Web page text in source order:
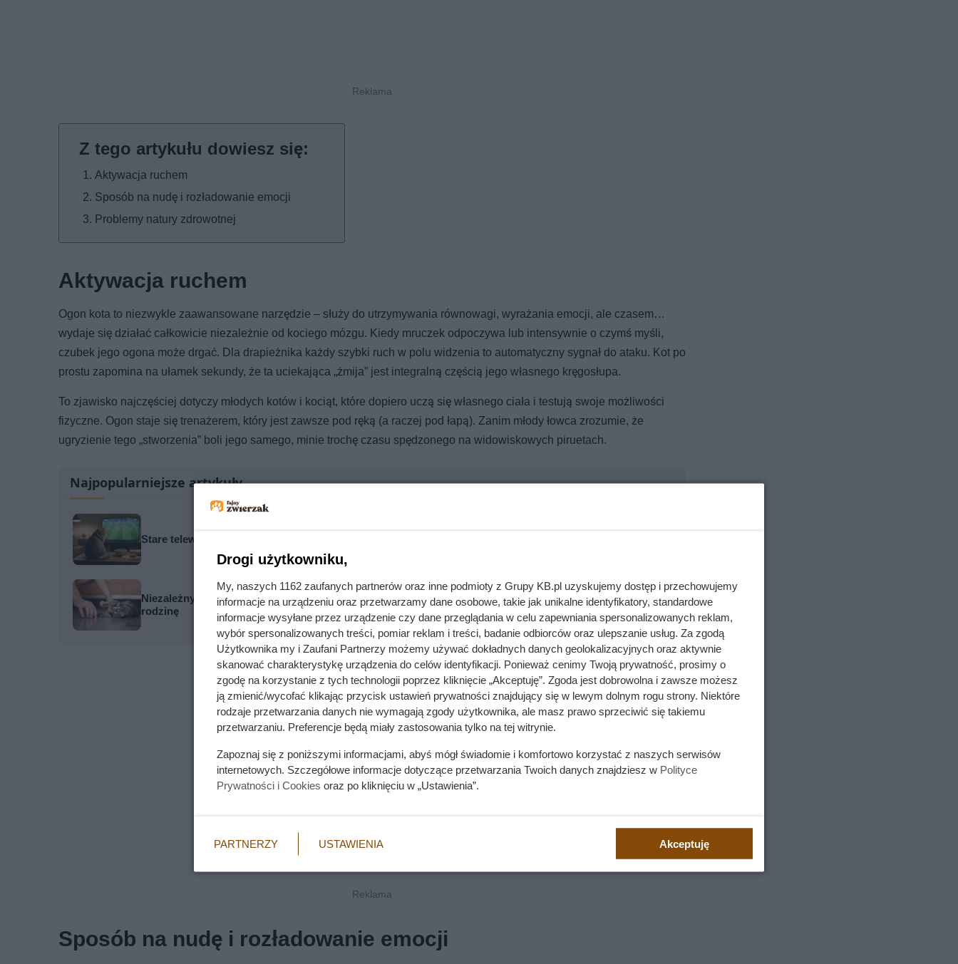
Aktywacja ruchem
Sposób na nudę i rozładowanie emocji
Problemy natury zdrowotnej
Aktywacja ruchem
Ogon kota to niezwykle zaawansowane narzędzie – służy do utrzymywania równowagi, wyrażania emocji, ale czasem…
wydaje się działać całkowicie niezależnie od kociego mózgu. Kiedy mruczek odpoczywa lub intensywnie o czymś myśli,
czubek jego ogona może drgać. Dla drapieżnika każdy szybki ruch w polu widzenia to automatyczny sygnał do ataku. Kot po
prostu zapomina na ułamek sekundy, że ta uciekająca „żmija” jest integralną częścią jego własnego kręgosłupa.
To zjawisko najczęściej dotyczy młodych kotów i kociąt, które dopiero uczą się własnego ciała i testują swoje możliwości
fizyczne. Ogon staje się trenażerem, który jest zawsze pod ręką (a raczej pod łapą). Zanim młody łowca zrozumie, że
ugryzienie tego „stworzenia” boli jego samego, minie trochę czasu spędzonego na widowiskowych piruetach.
Najpopularniejsze artykuły
Stare telewizory były dla nich udręką. Koty pokochały dopiero nowoczesne płaskie ekrany
Niezależny kocur nagle zaczął chodzić za nim krok w krok. Prawda o zachowaniu kota zszokowała całą
rodzinę
Sposób na nudę i rozładowanie emocji
Drogi użytkowniku,
My, naszych 1162 zaufanych partnerów oraz inne podmioty z Grupy KB.pl uzyskujemy dostęp i przechowujemy
informacje na urządzeniu oraz przetwarzamy dane osobowe, takie jak unikalne identyfikatory, standardowe
informacje wysyłane przez urządzenie czy dane przeglądania w celu zapewniania spersonalizowanych reklam,
wybór spersonalizowanych treści, pomiar reklam i treści, badanie odbiorców oraz ulepszanie usług. Za zgodą
Użytkownika my i Zaufani Partnerzy możemy używać dokładnych danych geolokalizacyjnych oraz aktywnie
skanować charakterystykę urządzenia do celów identyfikacji. Ponieważ cenimy Twoją prywatność, prosimy o
zgodę na korzystanie z tych technologii poprzez kliknięcie „Akceptuję”. Zgoda jest dobrowolna i zawsze możesz
ją zmienić/wycofać klikając przycisk ustawień prywatności znajdujący się w lewym dolnym rogu strony. Niektóre
rodzaje przetwarzania danych nie wymagają zgody użytkownika, ale masz prawo sprzeciwić się takiemu
przetwarzaniu. Preferencje będą miały zastosowania tylko na tej witrynie.
Zapoznaj się z poniższymi informacjami, abyś mógł świadomie i komfortowo korzystać z naszych serwisów
internetowych. Szczegółowe informacje dotyczące przetwarzania Twoich danych znajdziesz w Polityce
Prywatności i Cookies oraz po kliknięciu w „Ustawienia”.
PARTNERZY USTAWIENIA Akceptuję